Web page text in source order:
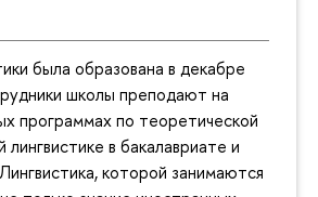
была образована в декабре
школы преподают на
программах по теоретической
в бакалавриате и
которой занимаются